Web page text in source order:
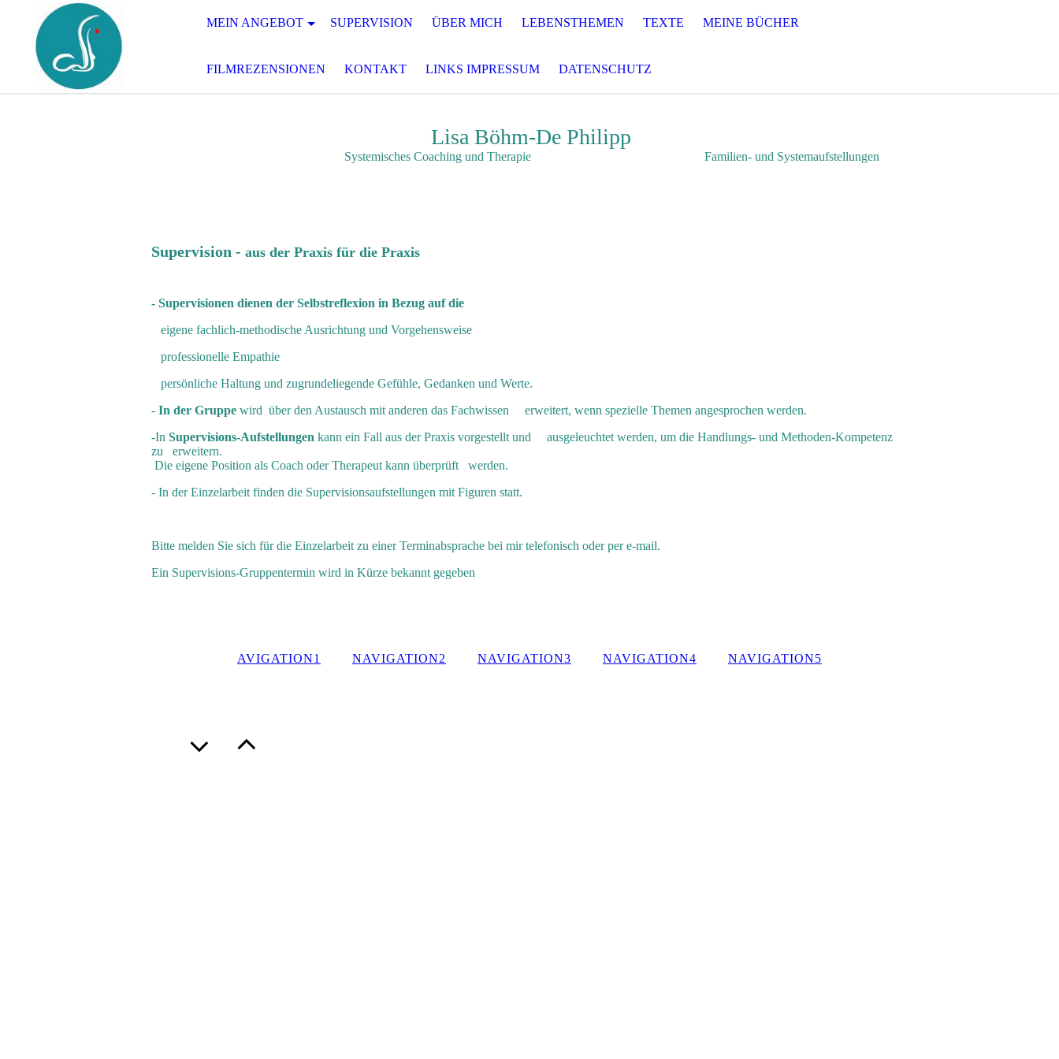
MEIN ANGEBOT SUPERVISION ÜBER MICH LEBENSTHEMEN TEXTE MEINE BÜCHER
FILMREZENSIONEN KONTAKT LINKS IMPRESSUM DATENSCHUTZ
Lisa Böhm-De Philipp
Systemisches Coaching und Therapie Familien- und Systemaufstellungen
Supervision - aus der Praxis für die Praxis
- Supervisionen dienen der Selbstreflexion in Bezug auf die
eigene fachlich-methodische Ausrichtung und Vorgehensweise
professionelle Empathie
persönliche Haltung und zugrundeliegende Gefühle, Gedanken und Werte.
- In der Gruppe wird über den Austausch mit anderen das Fachwissen erweitert, wenn spezielle Themen angesprochen werden.
-In Supervisions-Aufstellungen kann ein Fall aus der Praxis vorgestellt und ausgeleuchtet werden, um die Handlungs- und Methoden-Kompetenz
zu erweitern.
Die eigene Position als Coach oder Therapeut kann überprüft werden.
- In der Einzelarbeit finden die Supervisionsaufstellungen mit Figuren statt.
Bitte melden Sie sich für die Einzelarbeit zu einer Terminabsprache bei mir telefonisch oder per e-mail.
Ein Supervisions-Gruppentermin wird in Kürze bekannt gegeben
AVIGATION1 NAVIGATION2 NAVIGATION3 NAVIGATION4 NAVIGATION5